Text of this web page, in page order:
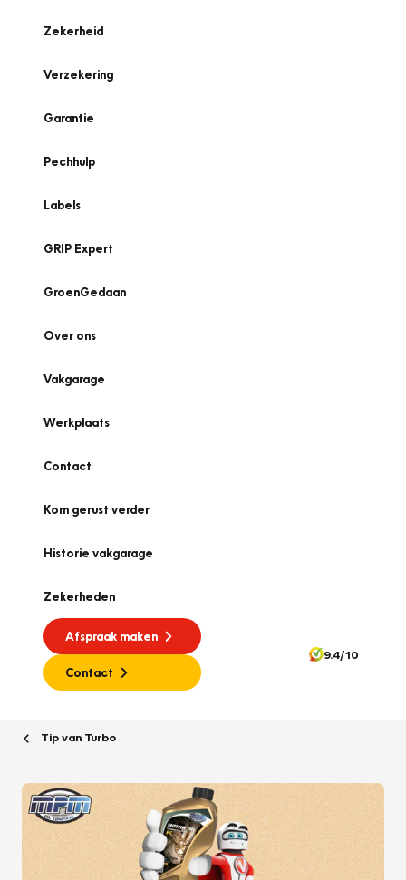
Zekerheid
Verzekering
Garantie
Pechhulp
Labels
GRIP Expert
GroenGedaan
Over ons
Vakgarage
Werkplaats
Contact
Kom gerust verder
Historie vakgarage
Zekerheden
Afspraak maken
Contact
9.4/10
Tip van Turbo